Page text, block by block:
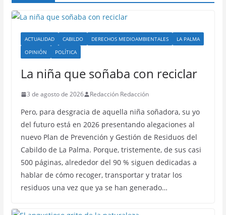
ACTUALIDAD CABILDO DERECHOS MEDIOAMBIENTALES
LA PALMA
OPINIÓN
POLÍTICA
La niña que soñaba con reciclar
3 de agosto de 2026 Redacción Redacción
Pero, para desgracia de aquella niña soñadora, su yo
del futuro está en 2026 presentando alegaciones al
nuevo Plan de Prevención y Gestión de Residuos del
Cabildo de La Palma. Porque, tristemente, de sus casi
500 páginas, alrededor del 90 % siguen dedicadas a
hablar de cómo recoger, transportar y tratar los
residuos una vez que ya se han generado…